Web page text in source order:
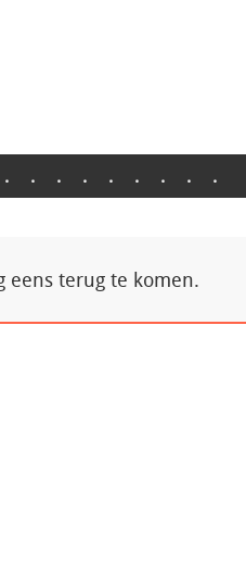
. . . . . . . . .
eens terug te komen.